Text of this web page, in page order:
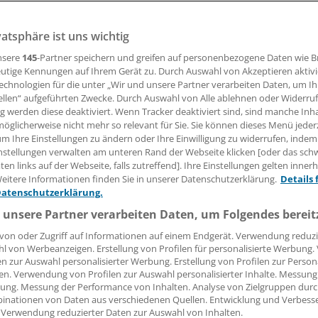
Versorgungs“-Gesetz will Gesundheitsminister
zum „Alltag“ in den Praxen machen. Noch sind wir
weil die Spielregeln zum Teil zu starr sind.
Leserin, lieber Leser,
Beitrag können Sie lesen, sobald Sie sich
Jetzt anmelden »
Kostenlos
vergessen?
Problem beim Login?
des kostenlosen Login:
Analysen, Hintergründe und Infografiken
Interviews und Praxis-Tipps
auf allemedizinischen Berichte und Kommentare
ist uns wichtig
145-Partner speichern und greifen auf personenbezogene Daten wie
Kennungen auf Ihrem Gerät zu. Durch Auswahl von Akzeptieren
für die unter „Wir und unsere Partner verarbeiten Daten, um
aufgeführten Zwecke. Durch Auswahl von Alle ablehnen oder
werden diese deaktiviert. Wenn Tracker deaktiviert sind, sind manche
nicht mehr so relevant für Sie. Sie können dieses Menü
Ihre Einstellungen zu ändern oder Ihre Einwilligung zu widerrufen,
verwalten am unteren Rand der Webseite klicken [oder das
links auf der Webseite, falls zutreffend]. Ihre Einstellungen gelten
Informationen finden Sie in unserer Datenschutzerklärung. Details
Partner verarbeiten Daten, um Folgendes
oder Zugriff auf Informationen auf einem Endgerät. Verwendung
von Werbeanzeigen. Erstellung von Profilen für personalisierte
zur Auswahl personalisierter Werbung. Erstellung von Profilen zur
Verwendung von Profilen zur Auswahl personalisierter Inhalte.
Messung der Performance von Inhalten. Analyse von Zielgruppen
von Daten aus verschiedenen Quellen. Entwicklung und
reduzierter Daten zur Auswahl von Inhalten.